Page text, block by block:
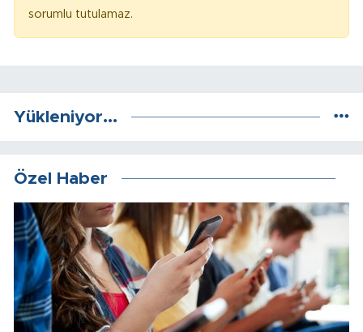
sorumlu tutulamaz.
Yükleniyor...
Özel Haber